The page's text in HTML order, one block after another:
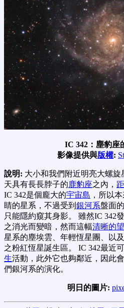
IC 342：塵豹座
影像提供與版權:
說明: 大小和我們附近明亮大螺旋
天具有長長脖子的鹿豹座之內，
IC 342是個龐大的宇宙島 ，所以
睛的星系，不過受到 銀河系盤面
只能隱約窺其身影。 雖然IC 342
之消光而變暗，然而這幅清晰的
星系的塵埃雲、年輕恆星團、以
之粉紅恆星誕生區。 IC 342最近
生活動，此外它也夠鄰近，因此
們銀河系的演化。
明日的圖片: